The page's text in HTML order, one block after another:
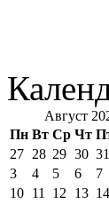
Август
Пн Вт Ср Чт
27 28 29 30 31
3
4 5 6 7
10 11 12 13 14